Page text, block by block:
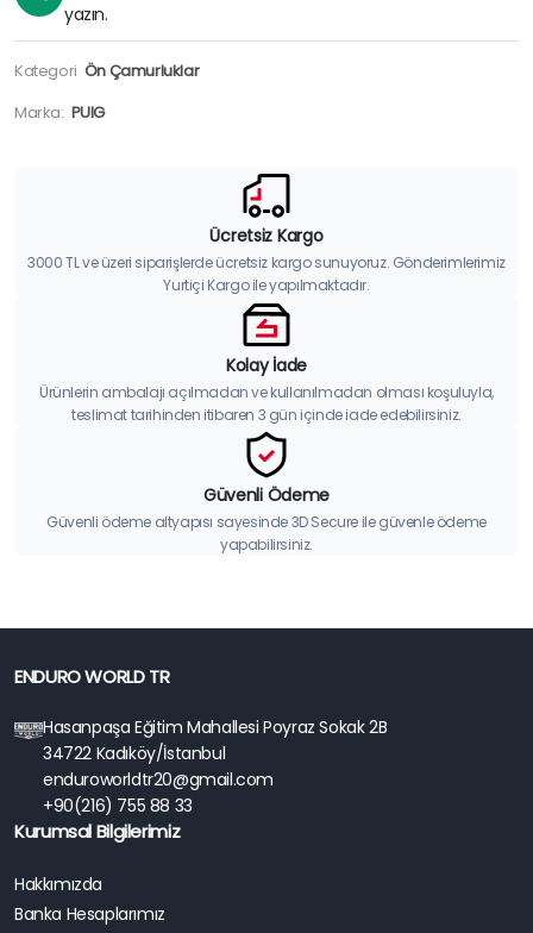
yazın.
Kategori Ön Çamurluklar
Marka: PUIG
Ücretsiz Kargo
3000 TL ve üzeri siparişlerde ücretsiz kargo sunuyoruz. Gönderimlerimiz
Yurtiçi Kargo ile yapılmaktadır.
Kolay İade
Ürünlerin ambalajı açılmadan ve kullanılmadan olması koşuluyla,
teslimat tarihinden itibaren 3 gün içinde iade edebilirsiniz.
Güvenli Ödeme
Güvenli ödeme altyapısı sayesinde 3D Secure ile güvenle ödeme
yapabilirsiniz.
ENDURO WORLD TR
Hasanpaşa Eğitim Mahallesi Poyraz Sokak 2B
34722 Kadıköy/İstanbul
enduroworldtr20@gmail.com
+90(216) 755 88 33
Kurumsal Bilgilerimiz
Hakkımızda
Banka Hesaplarımız